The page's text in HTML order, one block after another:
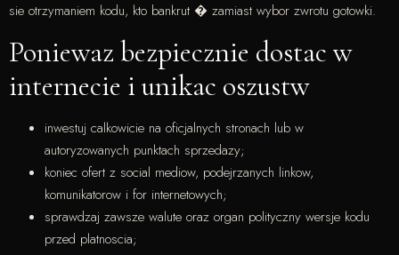
sie otrzymaniem kodu, kto bankrut � zamiast wybor zwrotu gotowki.
Poniewaz bezpiecznie dostac w
internecie i unikac oszustw
inwestuj calkowicie na oficjalnych stronach lub w
autoryzowanych punktach sprzedazy;
koniec ofert z social mediow, podejrzanych linkow,
komunikatorow i for internetowych;
sprawdzaj zawsze walute oraz organ polityczny wersje kodu
przed platnoscia;